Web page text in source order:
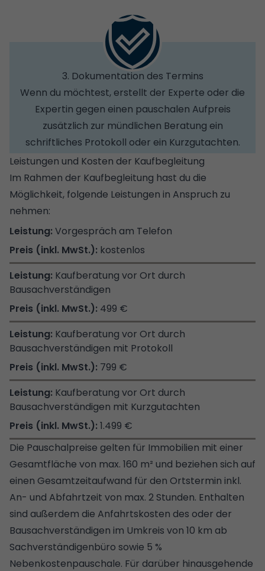
3. Dokumentation des Termins
Wenn du möchtest, erstellt der Experte oder die
Expertin gegen einen pauschalen Aufpreis
zusätzlich zur mündlichen Beratung ein
schriftliches Protokoll oder ein Kurzgutachten.
Leistungen und Kosten der Kaufbegleitung
Im Rahmen der Kaufbegleitung hast du die
Möglichkeit, folgende Leistungen in Anspruch zu
nehmen:
Vorgespräch am Telefon
kostenlos
Kaufberatung vor Ort durch
Bausachverständigen
499 €
Kaufberatung vor Ort durch
Bausachverständigen mit Protokoll
799 €
Kaufberatung vor Ort durch
Bausachverständigen mit Kurzgutachten
1.499 €
Die Pauschalpreise gelten für Immobilien mit einer
Gesamtfläche von max. 160 m² und beziehen sich auf
einen Gesamtzeitaufwand für den Ortstermin inkl.
An- und Abfahrtzeit von max. 2 Stunden. Enthalten
sind außerdem die Anfahrtskosten des oder der
Bausachverständigen im Umkreis von 10 km ab
Sachverständigenbüro sowie 5 %
Nebenkostenpauschale. Für darüber hinausgehende